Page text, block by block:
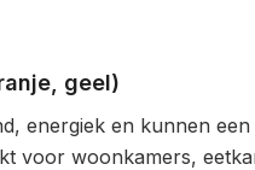
geel)
energiek en kunnen
voor woonkamers,